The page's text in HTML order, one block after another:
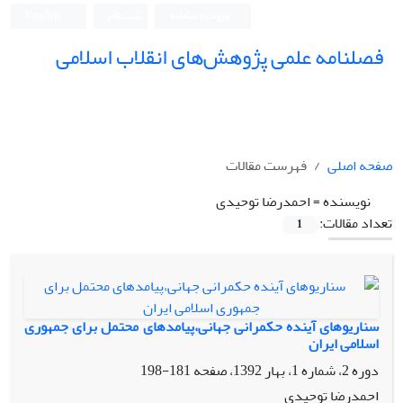
فصلنامه علمی پژوهش‌های انقلاب اسلامی
صفحه اصلی
فهرست مقالات
نویسنده =احمدرضا توحیدی
تعداد مقالات:
1
سناریوهای آینده حکمرانی جهانی،پیامدهای محتمل برای جمهوری
اسلامی ایران
دوره 2، شماره 1، بهار 1392، صفحه
181-198
احمدرضا توحیدی